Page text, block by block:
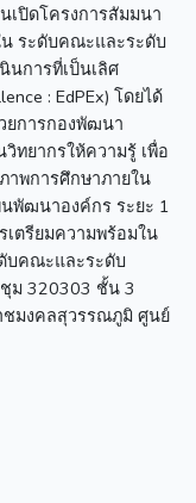
เปิดโครงการสัมมนา
ระดับคณะและระดับ
การที่เป็นเลิศ
: EdPEx) โดยได้
ยการกองพัฒนา
ทยากรให้ความรู้ เพื่อ
าพการศึกษาภายใน
นพัฒนาองค์กร ระยะ 1
เตรียมความพร้อมใน
บคณะและระดับ
ม 320303 ชั้น 3
ชมงคลสุวรรณภูมิ ศูนย์